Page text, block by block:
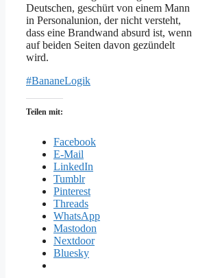
Deutschen, geschürt von einem Mann
in Personalunion, der nicht versteht,
dass eine Brandwand absurd ist, wenn
auf beiden Seiten davon gezündelt
wird.
#BananeLogik
Teilen mit:
Facebook
E-Mail
LinkedIn
Tumblr
Pinterest
Threads
WhatsApp
Mastodon
Nextdoor
Bluesky